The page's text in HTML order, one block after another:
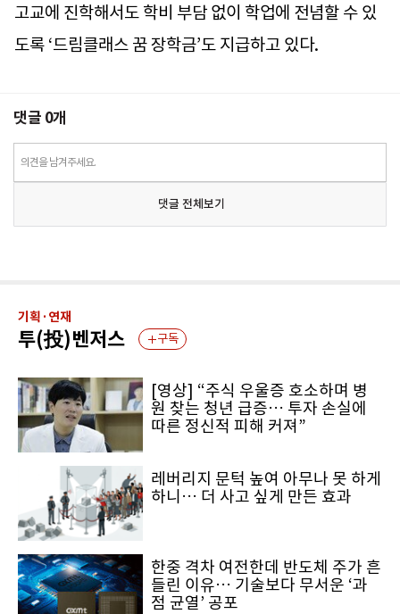
고교에 진학해서도 학비 부담 없이 학업에 전념할 수 있
도록 ‘드림클래스 꿈 장학금’도 지급하고 있다.
댓글 0개
의견을 남겨주세요.
댓글 전체보기
기획·연재
투(投)벤저스 구독
[영상] “주식 우울증 호소하며 병
원 찾는 청년 급증… 투자 손실에
따른 정신적 피해 커져”
레버리지 문턱 높여 아무나 못 하게
하니… 더 사고 싶게 만든 효과
한중 격차 여전한데 반도체 주가 흔
들린 이유… 기술보다 무서운 ‘과
점 균열’ 공포